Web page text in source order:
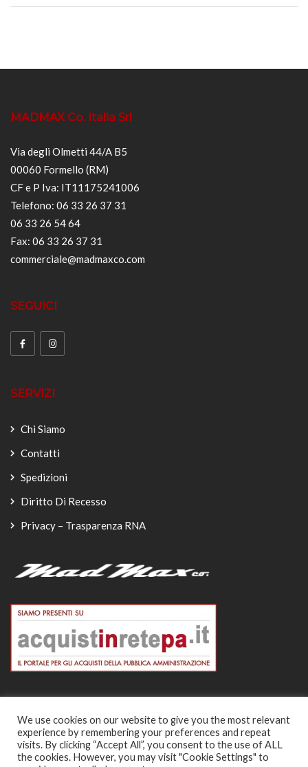
MADMAX Co. Italia Srl
Via degli Olmetti 44/A B5
00060 Formello (RM)
CF e P Iva: IT11175241006
Telefono: 06 33 26 37 31
06 33 26 54 64
Fax: 06 33 26 37 31
commerciale@madmaxco.com
SEGUICI
SERVIZI
Chi Siamo
Contatti
Spedizioni
Diritto Di Recesso
Privacy – Trasparenza RNA
© Copyright 2026
-
We use cookies on our website to give you the most relevant
experience by remembering your preferences and repeat
visits. By clicking “Accept All”, you consent to the use of ALL
the cookies. However, you may visit "Cookie Settings" to